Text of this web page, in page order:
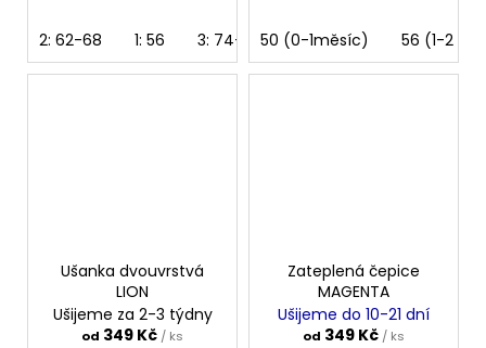
2: 62-68 1: 56 3: 74-80 4: 86-92 5: 98-104
50 (0-1měsíc) 56 (1-2
Ušanka dvouvrstvá
LION
Ušijeme za 2-3 týdny
od 349 Kč / ks
Zateplená čepice
MAGENTA
Ušijeme do 10-21 dní
od 349 Kč / ks